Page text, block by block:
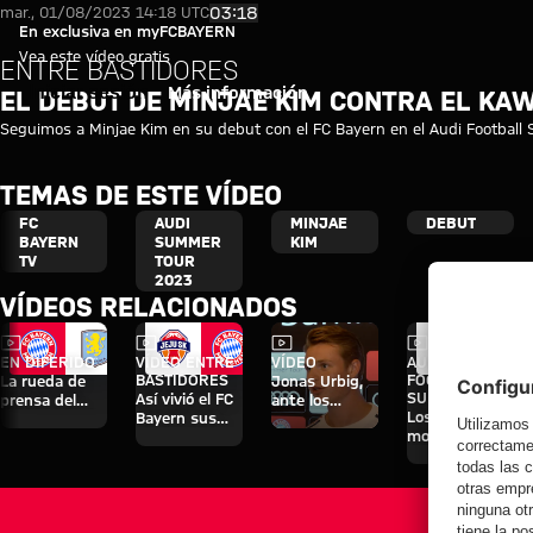
Vídeo - Entre bastidores: El
Reproducir vídeo
En exclusiva en myFCBAYERN
Vea este vídeo gratis
Iniciar sesión Más información
mar., 01/08/2023 14:18 UTC03:18
ENTRE BASTIDORES
EL DEBUT DE MINJAE KIM CONTRA EL
Seguimos a Minjae Kim en su debut con el FC Bayern en el Audi
TEMAS DE ESTE VÍDEO
FC
BAYERN
TV
AUDI
SUMMER
TOUR
2023
MINJAE
KIM
DEBUT
VÍDEOS RELACIONADOS
Vídeo
EN DIFERIDO
La rueda de
prensa del
Vídeo
VÍDEO ENTRE
BASTIDORES
Así vivió el FC
Bayern sus
Vídeo
VÍDEO
Jonas Urbig,
ante los
medios en
Vídeo
AUDI
FOOTBALL
SUMMIT
Los mejores
momentos del
partido contra